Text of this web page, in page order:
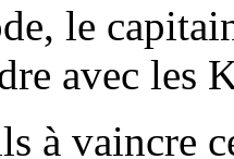
le
avec les
à vaincre